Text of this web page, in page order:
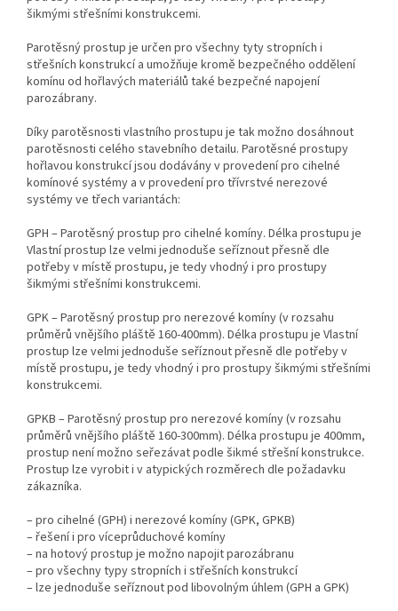
šikmými střešními konstrukcemi.
Parotěsný prostup je určen pro všechny tyty stropních i
střešních konstrukcí a umožňuje kromě bezpečného oddělení
komínu od hořlavých materiálů také bezpečné napojení
parozábrany.
Díky parotěsnosti vlastního prostupu je tak možno dosáhnout
parotěsnosti celého stavebního detailu. Parotěsné prostupy
hořlavou konstrukcí jsou dodávány v provedení pro cihelné
komínové systémy a v provedení pro třívrstvé nerezové
systémy ve třech variantách:
GPH – Parotěsný prostup pro cihelné komíny. Délka prostupu je
Vlastní prostup lze velmi jednoduše seříznout přesně dle
potřeby v místě prostupu, je tedy vhodný i pro prostupy
šikmými střešními konstrukcemi.
GPK – Parotěsný prostup pro nerezové komíny (v rozsahu
průměrů vnějšího pláště 160-400mm). Délka prostupu je Vlastní
prostup lze velmi jednoduše seříznout přesně dle potřeby v
místě prostupu, je tedy vhodný i pro prostupy šikmými střešními
konstrukcemi.
GPKB – Parotěsný prostup pro nerezové komíny (v rozsahu
průměrů vnějšího pláště 160-300mm). Délka prostupu je 400mm,
prostup není možno seřezávat podle šikmé střešní konstrukce.
Prostup lze vyrobit i v atypických rozměrech dle požadavku
zákazníka.
– pro cihelné (GPH) i nerezové komíny (GPK, GPKB)
– řešení i pro víceprůduchové komíny
– na hotový prostup je možno napojit parozábranu
– pro všechny typy stropních i střešních konstrukcí
– lze jednoduše seříznout pod libovolným úhlem (GPH a GPK)